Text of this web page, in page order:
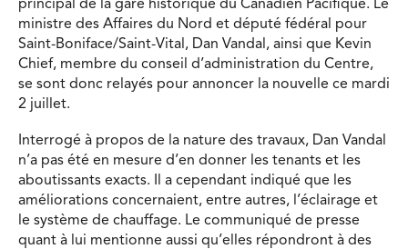
principal de la gare historique du Canadien Pacifique. Le
ministre des Affaires du Nord et député fédéral pour
Saint-Boniface/Saint-Vital, Dan Vandal, ainsi que Kevin
Chief, membre du conseil d’administration du Centre,
se sont donc relayés pour annoncer la nouvelle ce mardi
2 juillet.
Interrogé à propos de la nature des travaux, Dan Vandal
n’a pas été en mesure d’en donner les tenants et les
aboutissants exacts. Il a cependant indiqué que les
améliorations concernaient, entre autres, l’éclairage et
le système de chauffage. Le communiqué de presse
quant à lui mentionne aussi qu’elles répondront à des